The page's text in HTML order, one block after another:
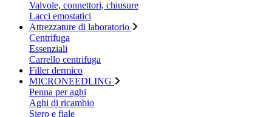
Valvole, connettori, chiusure
Lacci emostatici
Attrezzature di laboratorio
Centrifuga
Essenziali
Carrello centrifuga
Filler dermico
MICRONEEDLING
Penna per aghi
Aghi di ricambio
Siero e fiale